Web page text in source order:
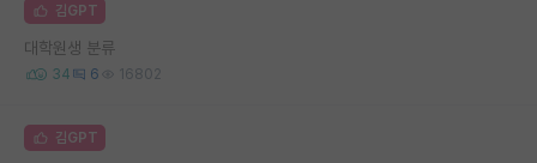
김GPT
대학원생 분류
34 6 16802
김GPT